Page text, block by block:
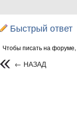
Быстрый ответ
Чтобы писать на форуме,
← НАЗАД